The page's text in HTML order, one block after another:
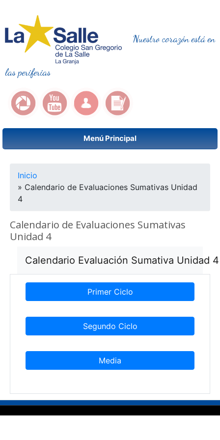
Nuestro corazón está en
las periferias
Menú Principal
Se encuentra usted aquí
Inicio
» Calendario de Evaluaciones Sumativas Unidad
4
Calendario de Evaluaciones Sumativas
Unidad 4
Calendario Evaluación Sumativa Unidad 4
Primer Ciclo
Segundo Ciclo
Media